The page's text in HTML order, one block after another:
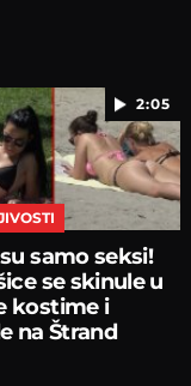
2:05
samo seksi!
se skinule u
kostime i
na Štrand